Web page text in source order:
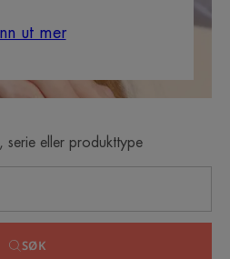
ut mer
serie eller produkttype
SØK